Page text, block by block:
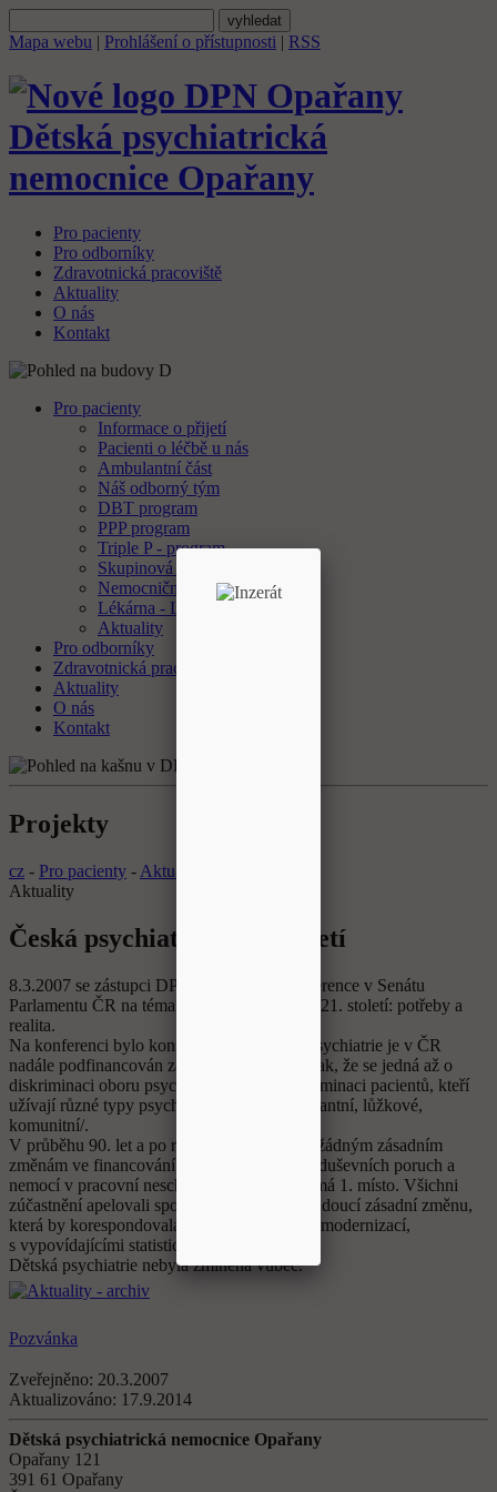
Mapa webu | Prohlášení o přístupnosti | RSS
Dětská psychiatrická
nemocnice Opařany
Pro pacienty
Pro odborníky
Zdravotnická pracoviště
Aktuality
O nás
Kontakt
Pro pacienty
Informace o přijetí
Pacienti o léčbě u nás
Ambulantní část
Náš odborný tým
DBT program
PPP program
Triple P - program
Skupinová psychoterapie
Nemocniční ombudsman
Lékárna - Laboratoř
Aktuality
Pro odborníky
Zdravotnická pracoviště
Aktuality
O nás
Kontakt
Projekty
cz - Pro pacienty - Aktuality
Aktuality
Česká psychiatrie v 21. století
8.3.2007 se zástupci DPL se zúčastnili konference v Senátu
Parlamentu ČR na téma Česká psychiatrie v 21. století: potřeby a
realita.
Na konferenci bylo konstatováno, že obor psychiatrie je v ČR
nadále podfinancován zásadním způsobem tak, že se jedná až o
diskriminaci oboru psychiatrie , a tím i diskriminaci pacientů, kteří
užívají různé typy psychiatrické péče/ ambulantní, lůžkové,
komunitní/.
V průběhu 90. let a po roce 2000 nedošlo k žádným zásadním
změnám ve financování, ačkoliv zastoupení duševních poruch a
nemocí v pracovní neschopnosti v ČR zaujímá 1. místo. Všichni
zúčastnění apelovali společně na nutnou a žádoucí zásadní změnu,
která by korespondovala s potřebami oboru, modernizací,
s vypovídajícími statistickými údaji.
Dětská psychiatrie nebyla zmíněna vůbec.
Pozvánka
Zveřejněno: 20.3.2007
Aktualizováno: 17.9.2014
Dětská psychiatrická nemocnice Opařany
Opařany 121
391 61 Opařany